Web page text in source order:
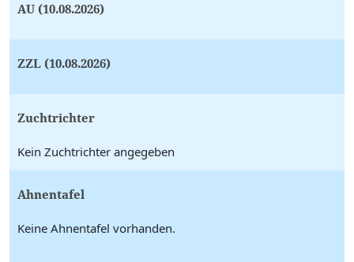
AU (10.08.2026)
ZZL (10.08.2026)
Zuchtrichter
Kein Zuchtrichter angegeben
Ahnentafel
Keine Ahnentafel vorhanden.